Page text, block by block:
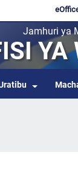
Jamhuri ya
YA